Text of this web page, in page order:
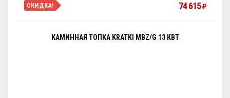
СКИДКА! 74 615₽
КАМИННАЯ ТОПКА KRATKI MBZ/G 13 КВТ